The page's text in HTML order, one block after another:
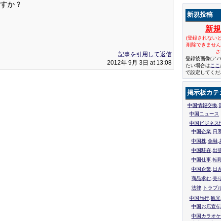
か？
記事を引用して返信
2012年 9月 3日 at 13:08
新規投稿
新
(登録されない
削除できませ
登録後画像(ア
たい場合は ここ
で設定してく
掲示板カテ
中国情報交換,
中国ニュース
中国ビジネス
中国企業,日
中国株,金融,
中国駐在,出
中国仕事,転
中国企業,日
商品求む,売
法律,トラブ
中国旅行,観光
中国お店宣
中国カラオ